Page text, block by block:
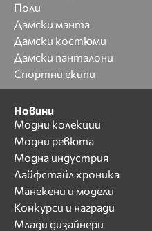
Поли
Дамски манта
Дамски костюми
Дамски панталони
Спортни екипи
Новини
Модни колекции
Модни ревюта
Модна индустрия
Лайфстайл хроника
Манекени и модели
Конкурси и награди
Млади дизайнери